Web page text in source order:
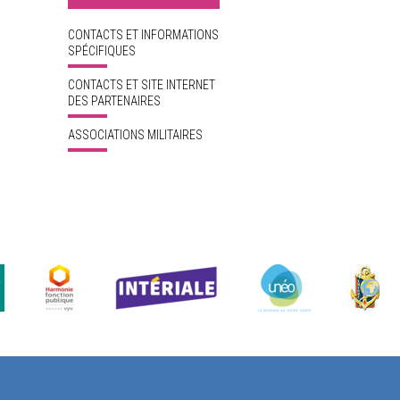
CONTACTS ET INFORMATIONS
SPÉCIFIQUES
CONTACTS ET SITE INTERNET
DES PARTENAIRES
ASSOCIATIONS MILITAIRES